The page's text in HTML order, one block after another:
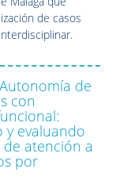
de casos
de
con
y evaluando
de atención a
por